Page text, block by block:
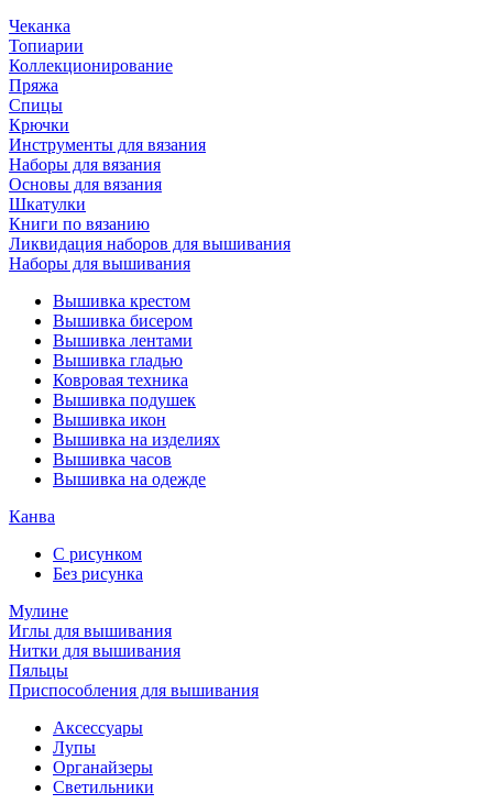
Чеканка
Топиарии
Коллекционирование
Пряжа
Спицы
Крючки
Инструменты для вязания
Наборы для вязания
Основы для вязания
Шкатулки
Книги по вязанию
Ликвидация наборов для вышивания
Наборы для вышивания
Вышивка крестом
Вышивка бисером
Вышивка лентами
Вышивка гладью
Ковровая техника
Вышивка подушек
Вышивка икон
Вышивка на изделиях
Вышивка часов
Вышивка на одежде
Канва
С рисунком
Без рисунка
Мулине
Иглы для вышивания
Нитки для вышивания
Пяльцы
Приспособления для вышивания
Аксессуары
Лупы
Органайзеры
Светильники